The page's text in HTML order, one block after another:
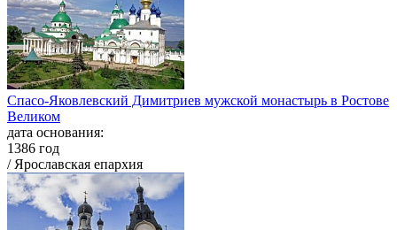
Спасо-Яковлевский Димитриев мужской монастырь в Ростове
Великом
дата основания:
1386 год
/ Ярославская епархия